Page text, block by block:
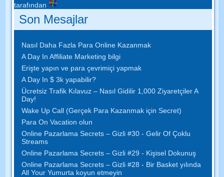
tarafından
Son Mesajlar
Nasıl Daha Fazla Para Online Kazanmak
A Day In Affiliate Marketing bilgi
Erişte yapın ve para çevrimiçi yapmak
A Day In $ 3k yapabilir?
Ücretsiz Trafik Kılavuz – Nasıl Gidilir 1,000 Ziyaretçiler A
Day!
Wake Up Call (Gerçek Para Kazanmak için Secret)
Para On Vacation olun
Online Pazarlama Secrets – Gizli #30 - Gelir Of Çoklu
Streams
Online Pazarlama Secrets – Gizli #29 - Kişisel Dokunuş
Online Pazarlama Secrets – Gizli #28 - Bir Basket yılında
All Your Yumurta koyun etmeyin